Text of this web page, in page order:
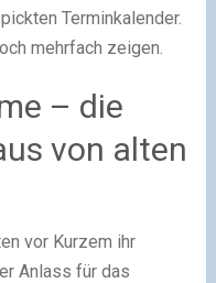
Terminkalender.
mehrfach zeigen.
– die
von alten
vor Kurzem ihr
Anlass für das